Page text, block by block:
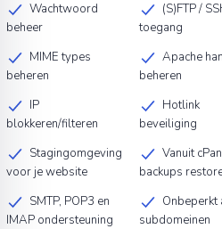
Wachtwoord
beheer
(S)FTP /
toegang
MIME types
beheren
Apache
beheren
IP
blokkeren/filteren
Hotlink
beveiliging
Stagingomgeving
voor je website
Vanuit
backups
SMTP, POP3 en
IMAP ondersteuning
Onbeperkt
subdomeinen